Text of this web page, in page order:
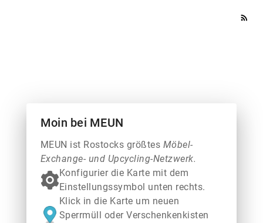
rss_feed
Moin bei MEUN
MEUN ist Rostocks größtes Möbel-
Exchange- und Upcycling-Netzwerk.
Konfigurier die Karte mit dem
Einstellungssymbol unten rechts.
Klick in die Karte um neuen
Sperrmüll oder Verschenkenkisten